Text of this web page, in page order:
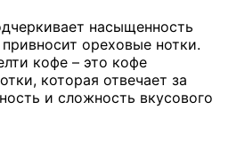
насыщенность
ореховые нотки.
кофе – это кофе
которая отвечает за
и сложность вкусового